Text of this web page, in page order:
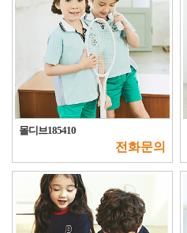
몰디브185410
전화문의